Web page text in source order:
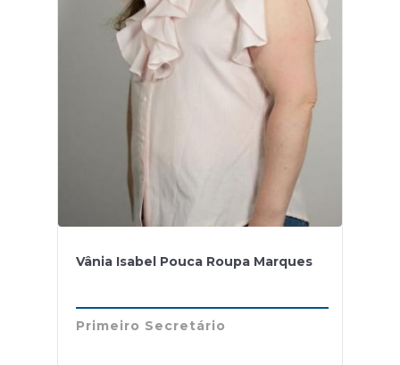
Vânia Isabel Pouca Roupa Marques
Primeiro Secretário